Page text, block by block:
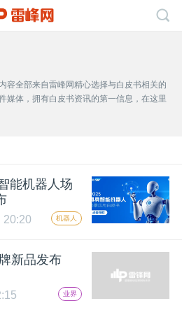
容全部来自雷峰网精心选择与白皮书相关的
媒体，拥有白皮书资讯的第一信息，在这里
能机器人场
20:20 机器人
新品发布
业界